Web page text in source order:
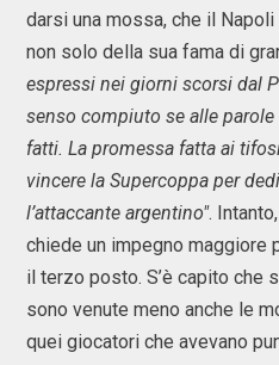
darsi una mossa, che il
non solo della sua fama di
espressi nei giorni scorsi dal
senso compiuto se alle
fatti. La promessa fatta ai
vincere la Supercoppa per
l’attaccante argentino".
chiede un impegno maggiore
il terzo posto. S’è capito che
sono venute meno anche le
quei giocatori che avevano